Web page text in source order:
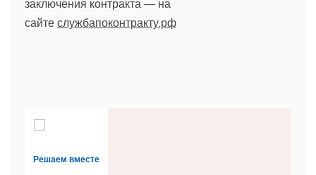
заключения контракта — на
сайте службапоконтракту.рф
Решаем вместе